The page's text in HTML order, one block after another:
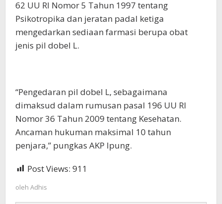
62 UU RI Nomor 5 Tahun 1997 tentang
Psikotropika dan jeratan padal ketiga
mengedarkan sediaan farmasi berupa obat
jenis pil dobel L.
“Pengedaran pil dobel L, sebagaimana
dimaksud dalam rumusan pasal 196 UU RI
Nomor 36 Tahun 2009 tentang Kesehatan.
Ancaman hukuman maksimal 10 tahun
penjara,” pungkas AKP Ipung.
Post Views: 911
oleh Adhis